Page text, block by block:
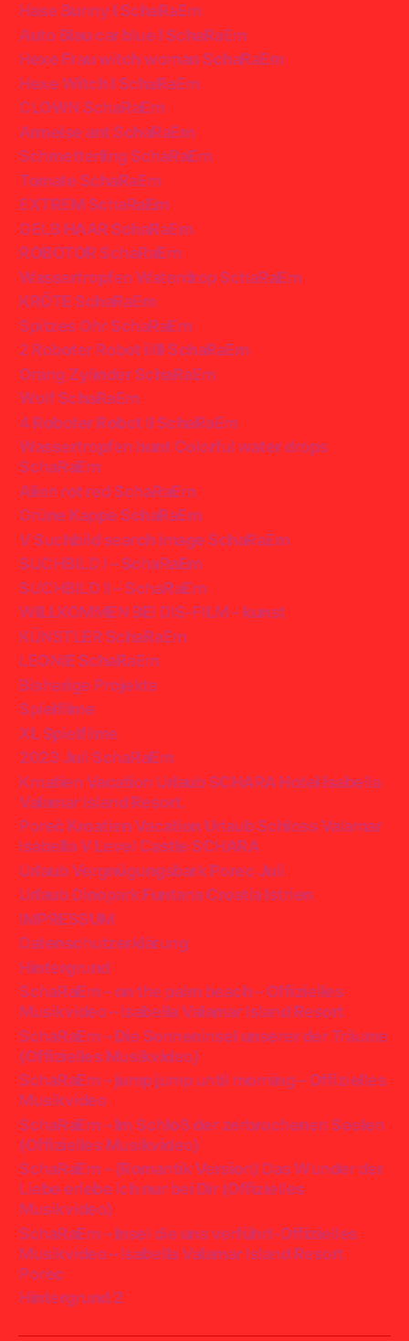
Hase Bunny I SchaRaEm
Auto Blau car blue I SchaRaEm
Hexe Frau witch woman SchaRaEm
Hexe Witch I SchaRaEm
CLOWN SchaRaEm
Armeise ant SchaRaEm
Schmetterling SchaRaEm
Tomate SchaRaEm
EXTREM SchaRaEm
GELB HAAR SchaRaEm
ROBOTOR SchaRaEm
Wassertropfen Waterdrop SchaRaEm
KRÖTE SchaRaEm
Spitzes Ohr SchaRaEm
2 Roboter Robot iiIII SchaRaEm
Orang Zylinder SchaRaEm
Wolf SchaRaEm
4 Roboter Robot II SchaRaEm
Wassertropfen bunt Colorful water drops
SchaRaEm
Alien rot red SchaRaEm
Grüne Kappe SchaRaEm
V Suchbild search image SchaRaEm
SUCHBILD I – SchaRaEm
SUCHBILD II – SchaRaEm
WILLKOMMEN BEI DIS-FILM – kunst
KÜNSTLER SchaRaEm
LEONIE SchaRaEm
Bisherige Projekte
Spielfilme
XL Spielfilme
2023 Juli SchaRaEm
Kroatien Vacation Urlaub SCHARA Hotel Isabella
Valamar Island Resort.
Poreč Kroatien Vacation Urlaub Schloss Valamar
Isabella V Level Castle SCHARA
Urlaub Vergnügungsbark Porec Juli
Urlaub Dinopark Funtana Croatia Istrien
IMPRESSUM
Datenschutzerklärung
Hintergrund
SchaRaEm – on the palm beach – Offizielles
Musikvideo – Isabella Valamar Island Resort
SchaRaEm – Die Sonneninsel unserer der Träume
(Offizielles Musikvideo)
SchaRaEm – jump jump until morning – Offizielles
Musikvideo
SchaRaEm – Im Schloß der zerbrochenen Seelen
(Offizielles Musikvideo)
SchaRaEm – (Romantik Version) Das Wunder der
Liebe erlebe ich nur bei Dir (Offizielles
Musikvideo)
SchaRaEm – Insel die uns verführt-Offizielles
Musikvideo – Isabella Valamar Island Resort
Porec
Hintergrund 2